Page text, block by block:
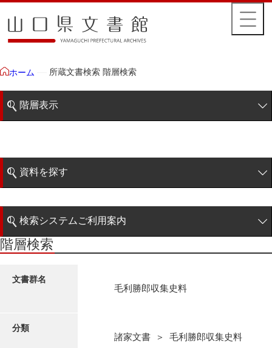
ホーム 所蔵文書検索 階層検索
階層表示
藩政文書
特定歴史公文書
諸家文書
資料を探す
階層検索
検索システムご利用案内
検索システムの利用について
更新履歴
階層検索
文書群名
毛利勝郎収集史料
分類
諸家文書 ＞ 毛利勝郎収集史料